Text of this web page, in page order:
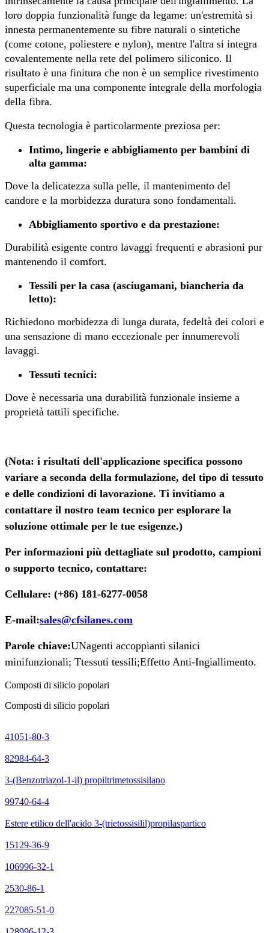
loro doppia funzionalità funge da legame: un'estremità si
innesta permanentemente su fibre naturali o sintetiche
(come cotone, poliestere e nylon), mentre l'altra si integra
covalentemente nella rete del polimero siliconico. Il
risultato è una finitura che non è un semplice rivestimento
superficiale ma una componente integrale della morfologia
della fibra.
Questa tecnologia è particolarmente preziosa per:
Intimo, lingerie e abbigliamento per bambini di
alta gamma:
Dove la delicatezza sulla pelle, il mantenimento del
candore e la morbidezza duratura sono fondamentali.
Abbigliamento sportivo e da prestazione:
Durabilità esigente contro lavaggi frequenti e abrasioni pur
mantenendo il comfort.
Tessili per la casa (asciugamani, biancheria da
letto):
Richiedono morbidezza di lunga durata, fedeltà dei colori e
una sensazione di mano eccezionale per innumerevoli
lavaggi.
Tessuti tecnici:
Dove è necessaria una durabilità funzionale insieme a
proprietà tattili specifiche.
(Nota: i risultati dell'applicazione specifica possono
variare a seconda della formulazione, del tipo di tessuto
e delle condizioni di lavorazione. Ti invitiamo a
contattare il nostro team tecnico per esplorare la
soluzione ottimale per le tue esigenze.)
Per informazioni più dettagliate sul prodotto, campioni
o supporto tecnico, contattare:
Cellulare: (+86) 181-6277-0058
E-mail:sales@cfsilanes.com
Parole chiave:UNagenti accoppianti silanici
minifunzionali; Ttessuti tessili;Effetto Anti-Ingiallimento.
Composti di silicio popolari
Composti di silicio popolari
41051-80-3
82984-64-3
3-(Benzotriazol-1-il) propiltrimetossisilano
99740-64-4
Estere etilico dell'acido 3-(trietossisilil)propilaspartico
15129-36-9
106996-32-1
2530-86-1
227085-51-0